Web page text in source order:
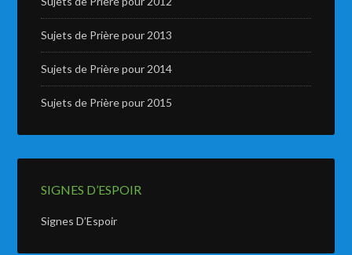
Sujets de Prière pour 2013
Sujets de Prière pour 2014
Sujets de Prière pour 2015
SIGNES D’ESPOIR
Signes D’Espoir